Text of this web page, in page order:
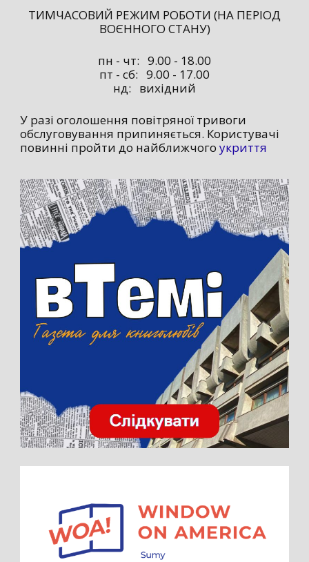
ТИМЧАСОВИЙ РЕЖИМ РОБОТИ (НА ПЕРІОД
ВОЄННОГО СТАНУ)
пн - чт: 9.00 - 18.00
пт - сб: 9.00 - 17.00
нд: вихідний
У разі оголошення повітряної тривоги
обслуговування припиняється. Користувачі
повинні пройти до найближчого укриття